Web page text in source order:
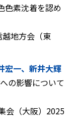
色素沈着を認め
地方会（東
宏一、新井大輝
の影響について
会（大阪）2025